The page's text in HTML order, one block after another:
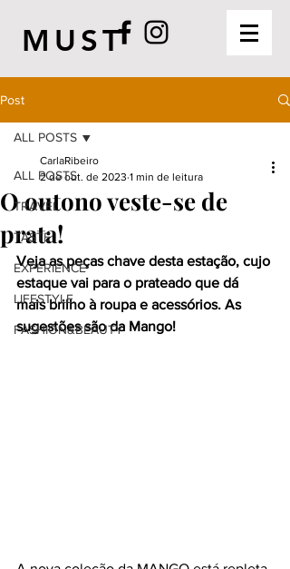
MUST
Post
ALL POSTS
TRAVEL
TASTE
EXPERIENCE
LIFESTYLE
FASHION&BEAUTY
ALL POSTS
O outono veste-se de
prata!
CarlaRibeiro
2 de out. de 2023 1 min de leitura
Veja as peças chave desta estação, cujo
estaque vai para o prateado que dá
mais brilho à roupa e acessórios. As
sugestões são da Mango!